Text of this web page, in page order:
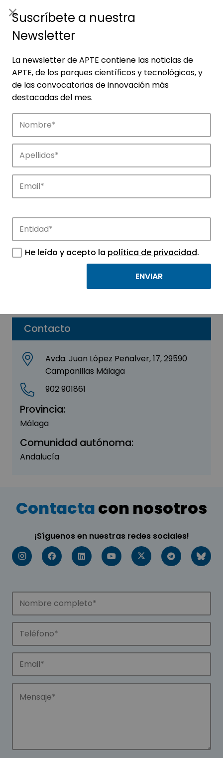
Empresas
Descubre las empresas que impulsan la
innovación en los parques de APTE.
Contacto
Avda. Juan López Peñalver, 17, 29590
Campanillas Málaga
902 901861
Provincia:
Málaga
Comunidad autónoma:
Andalucía
IB Wifi
INFORMACIÓN, INFORMÁTICA Y
Contactacon nosotros
¡Síguenos en nuestras redes sociales!
Suscríbete a nuestra
Newsletter
La newsletter de APTE contiene las noticias de
APTE, de los parques científicos y tecnológicos, y
de las convocatorias de innovación más
destacadas del mes.
He leído y acepto la política de privacidad.